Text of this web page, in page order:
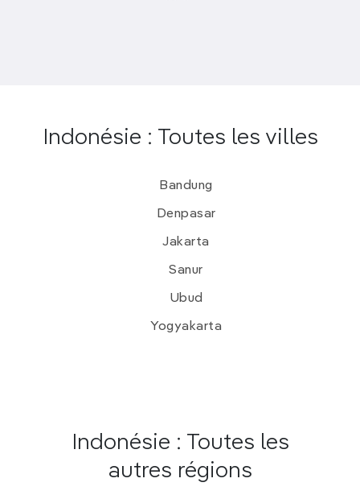
Indonésie : Toutes les villes
Bandung
Denpasar
Jakarta
Sanur
Ubud
Yogyakarta
Indonésie : Toutes les
autres régions